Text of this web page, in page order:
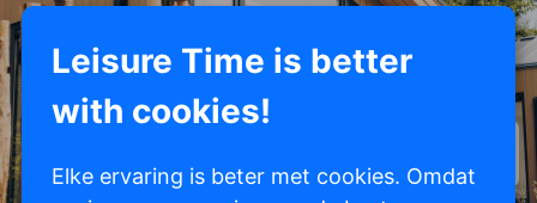
Leisure Time is better
with cookies!
Elke ervaring is beter met cookies. Omdat